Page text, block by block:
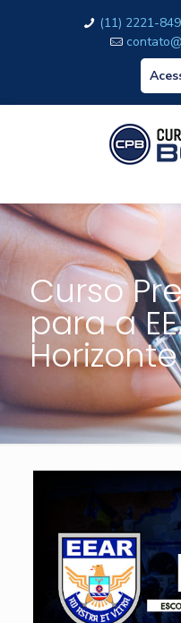
(11) 2221-
Curso
para a
Horizonte